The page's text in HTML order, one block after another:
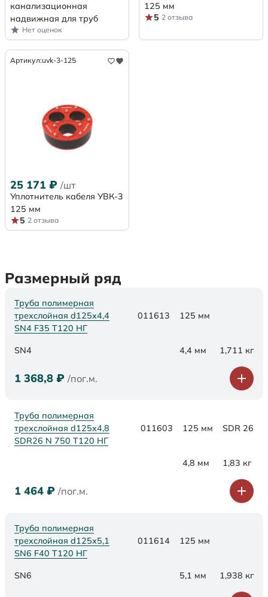
канализационная
надвижная для труб
Нет оценок
125 мм
5 2 отзыва
Артикул:uvk-3-125
25 171 ₽ /шт
Уплотнитель кабеля УВК-3
125 мм
5 2 отзыва
Размерный ряд
Труба полимерная
трехслойная d125х4,4
SN4 F35 Т120 НГ
011613 125 мм
SN4 4,4 мм 1,711 кг
1 368,8 ₽ /пог.м.
Труба полимерная
трехслойная d125x4,8
SDR26 N 750 Т120 НГ
011603 125 мм SDR 26
4,8 мм 1,83 кг
1 464 ₽ /пог.м.
Труба полимерная
трехслойная d125х5,1
SN6 F40 Т120 НГ
011614 125 мм
SN6 5,1 мм 1,938 кг